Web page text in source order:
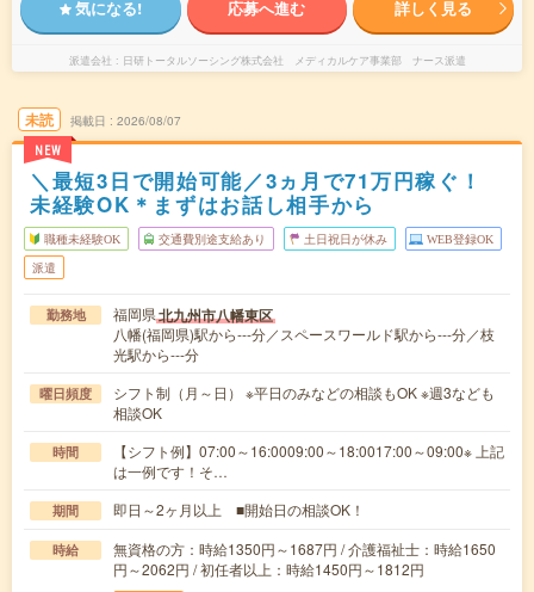
気になる! 応募へ進む 詳しく見る
派遣会社 日研トータルソーシング株式会社 メディカルケア事業部 ナース派遣
未読
NEW
掲載日 2026/08/07
＼最短3日で開始可能／3ヵ月で71万円稼ぐ！
未経験OK＊まずはお話し相手から
職種未経験OK 交通費別途支給あり 土日祝日が休み WEB登録OK
派遣
勤務地 福岡県北九州市八幡東区
八幡(福岡県)駅から---分／スペースワールド駅から---分／枝
光駅から---分
曜日頻度
シフト制（月～日） ※平日のみなどの相談もOK ※週3なども
相談OK
時間
【シフト例】07:00～16:0009:00～18:0017:00～09:00※ 上記
は一例です！そ…
期間 即日～2ヶ月以上 ■開始日の相談OK！
時給
無資格の方：時給1350円～1687円 / 介護福祉士：時給1650
円～2062円 / 初任者以上：時給1450円～1812円